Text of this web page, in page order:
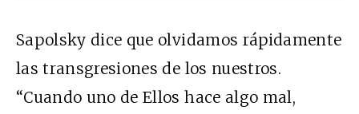
Sapolsky dice que olvidamos rápidamente
las transgresiones de los nuestros.
“Cuando uno de Ellos hace algo mal,